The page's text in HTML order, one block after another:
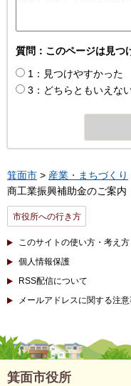
質問：このページは見つ
1：見つけやすかった
3：どちらともいえな
箕面市 > 産業・まちづくり
商工業振興補助金のご案内
市役所への行き方
このサイトの使い方・考え方
個人情報保護
RSS配信について
メールアドレスに関する注
箕面市役所